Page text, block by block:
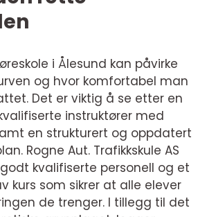
i Ålesund kan påvirke
og hvor komfortabel man
Det er viktig å se etter en
instruktører med
en strukturert og oppdatert
Rogne Aut. Trafikkskule AS
kvalifiserte personell og et
kurs som sikrer at alle elever
de trenger. I tillegg til det